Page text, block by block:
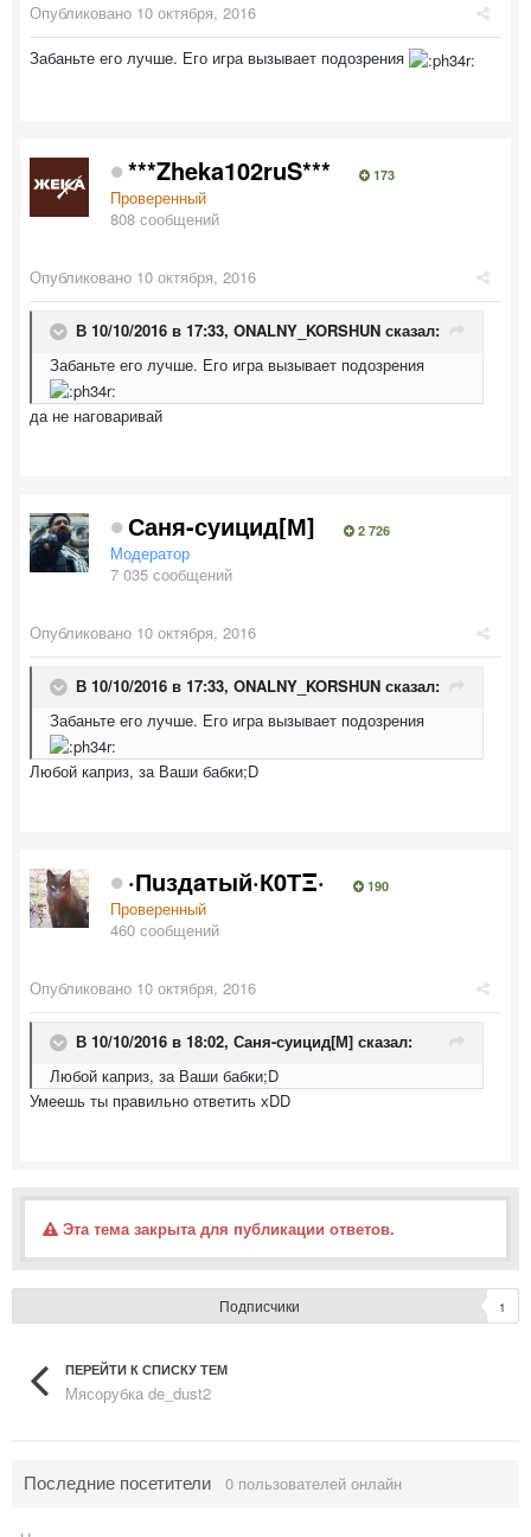
Опубликовано 10 октября, 2016
Забаньте его лучше. Его игра вызывает подозрения
***Zheka102ruS*** 173
Проверенный
808 сообщений
Опубликовано 10 октября, 2016
В 10/10/2016 в 17:33, ONALNY_KORSHUN сказал:
Забаньте его лучше. Его игра вызывает подозрения
да не наговаривай
Саня-суицид[М] 2 726
Модератор
7 035 сообщений
Опубликовано 10 октября, 2016
В 10/10/2016 в 17:33, ONALNY_KORSHUN сказал:
Забаньте его лучше. Его игра вызывает подозрения
Любой каприз, за Ваши бабки;D
·Пuздaтый·К0ТΞ· 190
Проверенный
460 сообщений
Опубликовано 10 октября, 2016
В 10/10/2016 в 18:02, Саня-суицид[М] сказал:
Любой каприз, за Ваши бабки;D
Умеешь ты правильно ответить хDD
Эта тема закрыта для публикации ответов.
Подписчики 1
ПЕРЕЙТИ К СПИСКУ ТЕМ
Мясорубка de_dust2
Последние посетители 0 пользователей онлайн